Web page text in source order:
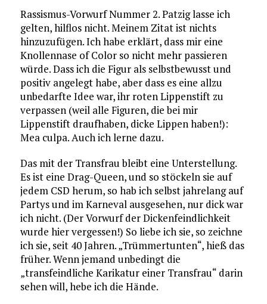
Rassismus-Vorwurf Nummer 2. Patzig lasse ich
gelten, hilflos nicht. Meinem Zitat ist nichts
hinzuzufügen. Ich habe erklärt, dass mir eine
Knollennase of Color so nicht mehr passieren
würde. Dass ich die Figur als selbstbewusst und
positiv angelegt habe, aber dass es eine allzu
unbedarfte Idee war, ihr roten Lippenstift zu
verpassen (weil alle Figuren, die bei mir
Lippenstift draufhaben, dicke Lippen haben!):
Mea culpa. Auch ich lerne dazu.
Das mit der Transfrau bleibt eine Unterstellung.
Es ist eine Drag-Queen, und so stöckeln sie auf
jedem CSD herum, so hab ich selbst jahrelang auf
Partys und im Karneval ausgesehen, nur dick war
ich nicht. (Der Vorwurf der Dickenfeindlichkeit
wurde hier vergessen!) So liebe ich sie, so zeichne
ich sie, seit 40 Jahren. „Trümmertunten“, hieß das
früher. Wenn jemand unbedingt die
„transfeindliche Karikatur einer Transfrau“ darin
sehen will, hebe ich die Hände.